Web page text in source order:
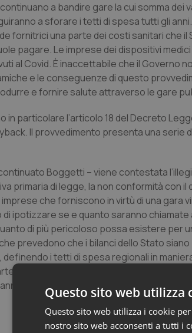
a bandire gare la cui somma
a sforare i tetti di spesa tutti gli
fornitrici una parte dei costi sanitari che
pagare. Le imprese dei dispositivi
al Covid. È inaccettabile che il Governo
e le conseguenze di questo
e fornire salute attraverso le gare
in particolare l’articolo 18 del Decreto
Il provvedimento presenta una
Boggetti – viene contestata
primaria di legge, la non conformità con
che forniscono in virtù di una gara
ipotizzare se e quanto saranno
di più pericoloso possa esistere per
prevedono che i bilanci dello Stato
i tetti di spesa regionali in
delle imprese di quale sia più o meno il
pagato le tasse, che non verranno mai
Questo sito web utilizza
Questo sito web utilizza i cookie
nostro sito web acconsenti a tutti i